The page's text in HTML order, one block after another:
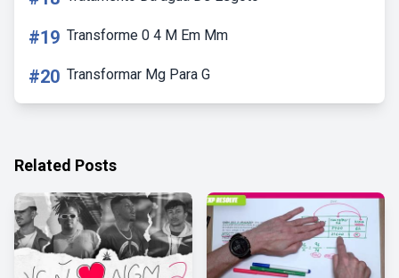
#19 Transforme 0 4 M Em Mm
#20 Transformar Mg Para G
Related Posts